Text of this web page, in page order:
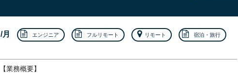
/月 エンジニア フルリモート リモート 宿泊・旅行
【業務概要】